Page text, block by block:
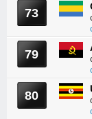
73
79
80